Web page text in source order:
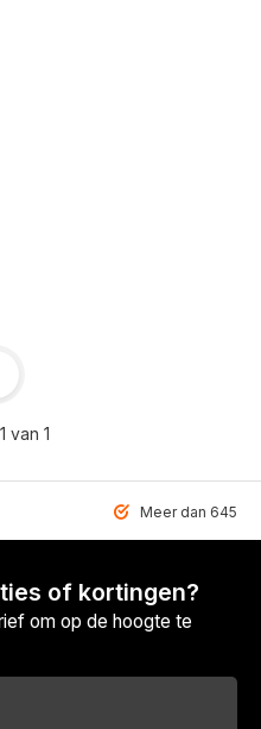
van 1
Meer dan 6459
of kortingen?
om op de hoogte te